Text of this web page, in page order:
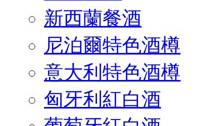
新西蘭餐酒
尼泊爾特色酒樽
意大利特色酒樽
匈牙利紅白酒